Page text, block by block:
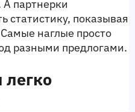
А партнерки
статистику, показывая
наглые просто
разными предлогами.